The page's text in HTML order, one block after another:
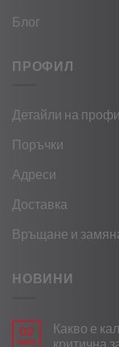
Блог
ПРОФИЛ
Детайли на
Поръчки
Адреси
Доставка
Връщане и
НОВИНИ
02
юни
Какво е
критична